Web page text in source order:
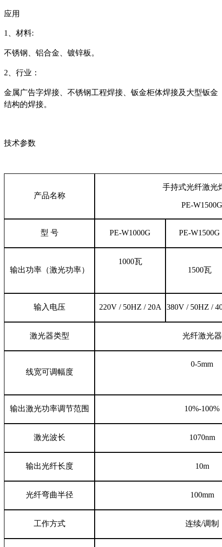
应用
1、 材料:
不锈钢、铝合金、镀锌板。
2、行业：
金属广告字焊接、不锈钢工程焊接、钣金柜体焊接及大型钣金
结构的焊接。
技术参数
产品名称
手持式光纤激光
PE-W1 500G
型 号 PE-W1000G PE-W1 500G
输出功率（激光功率）
1000瓦
1500瓦
输入电压 220V / 50HZ / 20A 380V / 50HZ /
激光器类型 光纤激光器
线宽可调幅度
0-5mm
输出激光功率调节范围 10%-100%
激光波长 1070nm
输出光纤长度 10m
光纤弯曲半径 100mm
工作方式 连续/调制